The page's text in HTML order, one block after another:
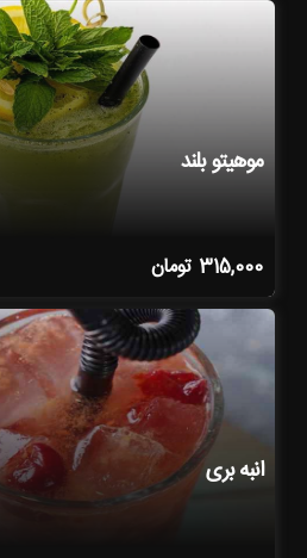
موهیتو بلند
315,000 تومان
انبه بری